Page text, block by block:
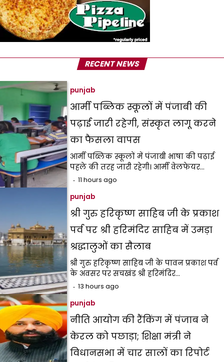
RECENT NEWS
punjab
आर्मी पब्लिक स्कूलों में पंजाबी की
पढ़ाई जारी रहेगी, संस्कृत लागू करने
का फैसला वापस
आर्मी पब्लिक स्कूलों में पंजाबी भाषा की पढ़ाई
पहले की तरह जारी रहेगी। आर्मी वेलफेयर…
11 hours ago
punjab
श्री गुरु हरिकृष्ण साहिब जी के प्रकाश
पर्व पर श्री हरिमंदिर साहिब में उमड़ा
श्रद्धालुओं का सैलाब
श्री गुरु हरिकृष्ण साहिब जी के पावन प्रकाश पर्व
के अवसर पर सचखंड श्री हरिमंदिर…
13 hours ago
punjab
नीति आयोग की रैंकिंग में पंजाब ने
केरल को पछाड़ा; शिक्षा मंत्री ने
विधानसभा में चार सालों का रिपोर्ट